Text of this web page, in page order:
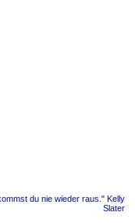
du nie wieder raus." Kelly
Slater